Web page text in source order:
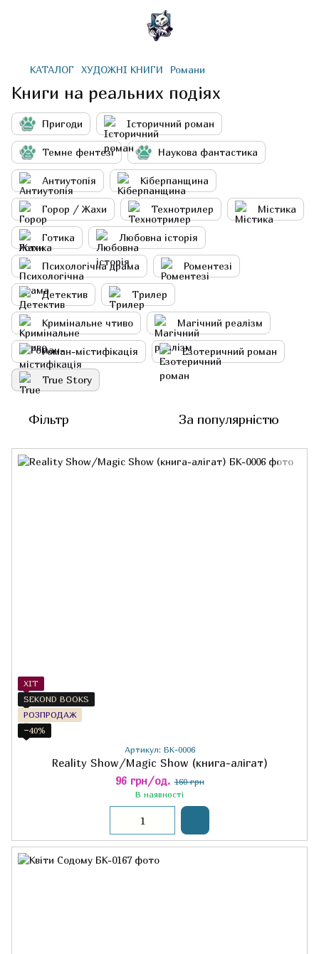
КАТАЛОГ ХУДОЖНІ КНИГИ Романи
Книги на реальних подіях
Пригоди Історичний роман
Темне фентезі Наукова фантастика
Антиутопія Кіберпанщина
Горор / Жахи Технотрилер Містика
Готика Любовна історія
Психологічна драма Роментезі
Детектив Трилер
Кримінальне чтиво Магічний реалізм
Роман-містифікація Езотеричний роман
True Story
Фільтр За популярністю
ХІТ
SEKOND BOOKS
РОЗПРОДАЖ
−40%
Артикул: БК-0006
Reality Show/Magic Show (книга-алігат)
96 грн/од. 160 грн
В наявності